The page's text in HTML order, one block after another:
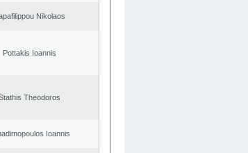
Nikolaos
Pottakis Ioannis
Theodoros
Ioannis